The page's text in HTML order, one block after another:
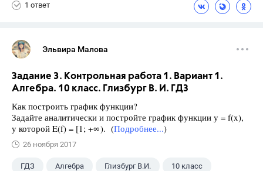
1 ответ
Эльвира Малова
Задание 3. Контрольная работа 1. Вариант 1.
Алгебра. 10 класс. Глизбург В. И. ГДЗ
Как построить график функции?
Задайте аналитически и постройте график функции у = f(x),
у которой E(f) = [1; +∞). (Подробнее...)
26 ноября 2017
ГДЗ Алгебра Глизбург В.И. 10 класс